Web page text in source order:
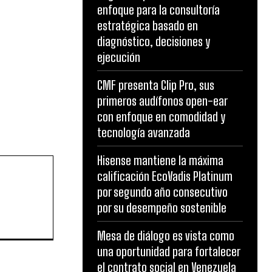
enfoque para la consultoría
estratégica basado en
diagnóstico, decisiones y
ejecución
CMF presenta Clip Pro, sus
primeros audífonos open-ear
con enfoque en comodidad y
tecnología avanzada
Hisense mantiene la máxima
calificación EcoVadis Platinum
por segundo año consecutivo
por su desempeño sostenible
Mesa de diálogo es vista como
una oportunidad para fortalecer
el contrato social en Venezuela